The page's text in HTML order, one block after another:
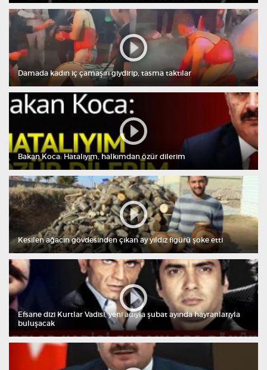
Damada kadın iç çamaşırı giydirip, tasma taktılar
Bakan Koca: Hatalıyım, halkımdan özür dilerim
Kesilen ağacın gövdesinden çıkan ay yıldız figürü şoke etti
Efsane dizi Kurtlar Vadisi, yeni adıyla şubat ayında hayranlarıyla
buluşacak